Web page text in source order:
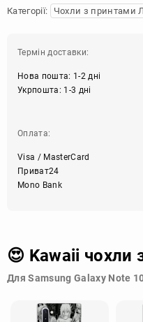
Категорії: Чохли з принтами
Термін доставки:
Нова пошта: 1-2 дні
Укрпошта: 1-3 дні
Оплата:
Visa / MasterCard
Приват24
Mono Bank
😍 Kawaii чохли
Для Samsung Galaxy Note